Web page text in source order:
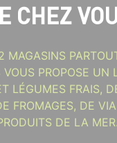
CHEZ
MAGASINS
VOUS PROPOSE UN
LÉGUMES FRAIS,
FROMAGES, DE
DE LA MER.